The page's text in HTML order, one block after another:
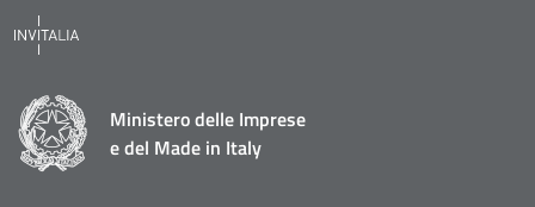
Ministero delle Imprese
e del Made in Italy